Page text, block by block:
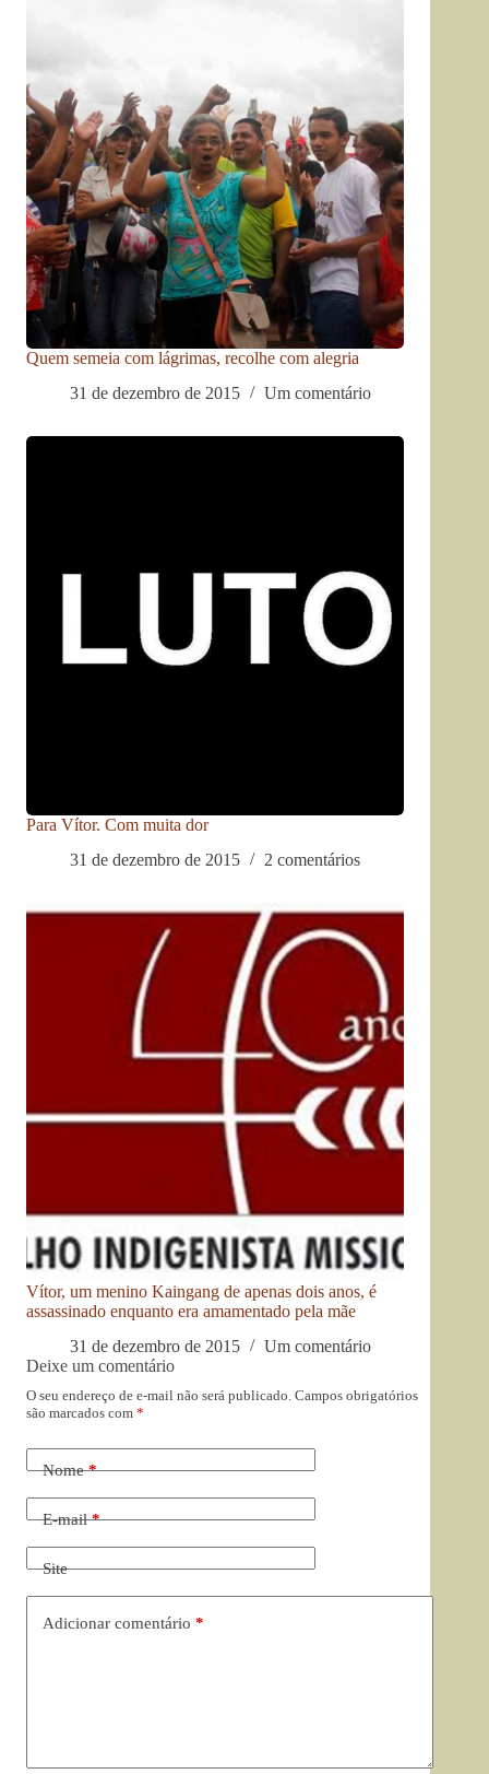
Quem semeia com lágrimas, recolhe com alegria
31 de dezembro de 2015
Um comentário
Para Vítor. Com muita dor
31 de dezembro de 2015
2 comentários
Vítor, um menino Kaingang de apenas dois anos, é
assassinado enquanto era amamentado pela mãe
31 de dezembro de 2015
Um comentário
Deixe um comentário
O seu endereço de e-mail não será publicado. Campos obrigatórios
são marcados com *
Nome*
E-mail*
Site
Adicionar comentário *